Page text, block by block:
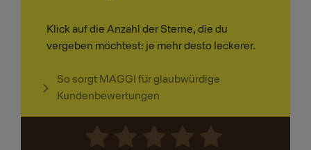
Klick auf die Anzahl der Sterne, die du
vergeben möchtest: je mehr desto leckerer.
So sorgt MAGGI für glaubwürdige
Kundenbewertungen